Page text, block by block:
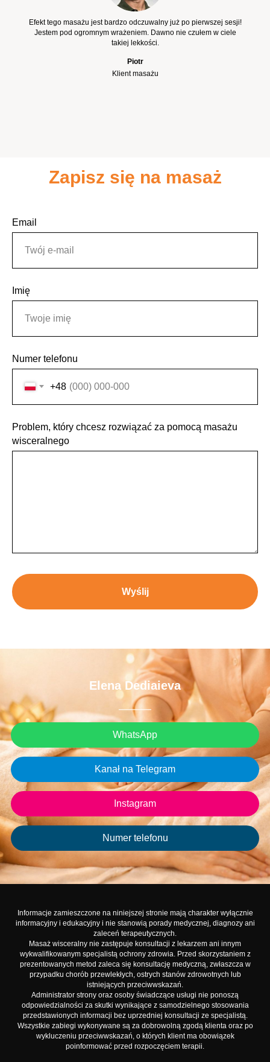
Efekt tego masażu jest bardzo odczuwalny już po pierwszej sesji!
Jestem pod ogromnym wrażeniem. Dawno nie czułem w ciele
takiej lekkości.
Piotr
Klient masażu
Zapisz się na masaż
Email
Imię
Numer telefonu
+48
Problem, który chcesz rozwiązać za pomocą masażu
wisceralnego
Wyślij
Elena Dediaieva
WhatsApp
Kanał na Telegram
Instagram
Numer telefonu
Informacje zamieszczone na niniejszej stronie mają charakter wyłącznie
informacyjny i edukacyjny i nie stanowią porady medycznej, diagnozy ani
zaleceń terapeutycznych.
Masaż wisceralny nie zastępuje konsultacji z lekarzem ani innym
wykwalifikowanym specjalistą ochrony zdrowia. Przed skorzystaniem z
prezentowanych metod zaleca się konsultację medyczną, zwłaszcza w
przypadku chorób przewlekłych, ostrych stanów zdrowotnych lub
istniejących przeciwwskazań.
Administrator strony oraz osoby świadczące usługi nie ponoszą
odpowiedzialności za skutki wynikające z samodzielnego stosowania
przedstawionych informacji bez uprzedniej konsultacji ze specjalistą.
Wszystkie zabiegi wykonywane są za dobrowolną zgodą klienta oraz po
wykluczeniu przeciwwskazań, o których klient ma obowiązek
poinformować przed rozpoczęciem terapii.